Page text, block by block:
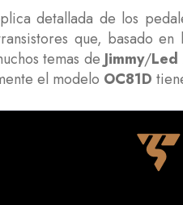
detallada de los
que, basado en
temas de Jimmy/Led
el modelo OC81D